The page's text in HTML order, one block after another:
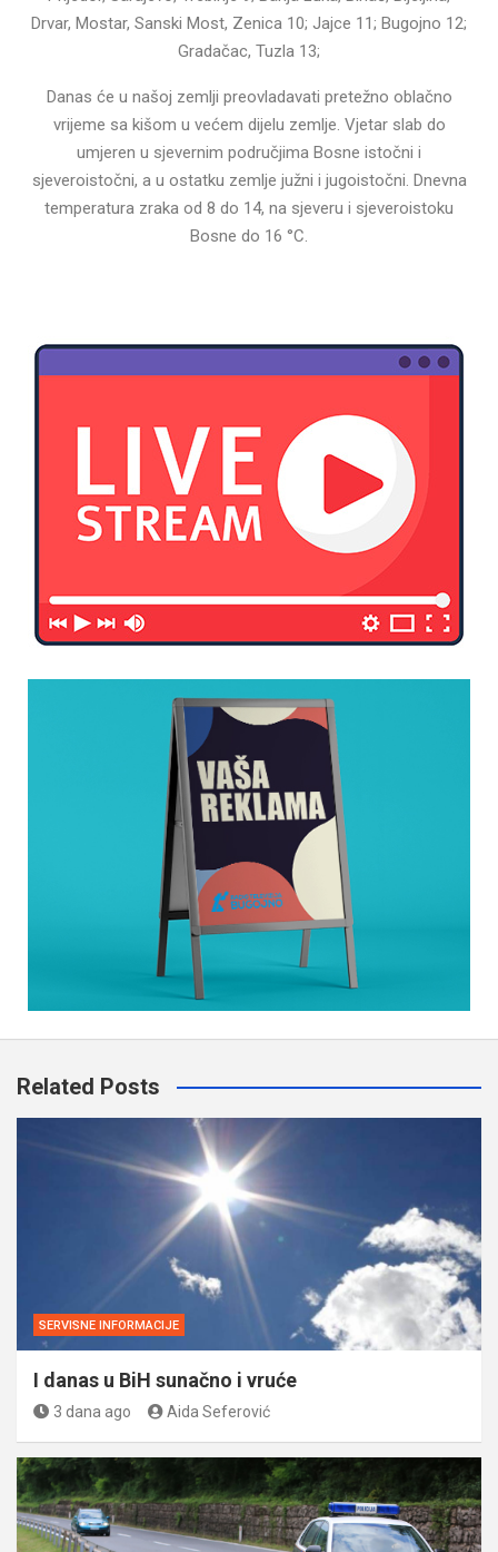
Drvar, Mostar, Sanski Most, Zenica 10; Jajce 11; Bugojno 12;
Gradačac, Tuzla 13;
Danas će u našoj zemlji preovladavati pretežno oblačno
vrijeme sa kišom u većem dijelu zemlje. Vjetar slab do
umjeren u sjevernim područjima Bosne istočni i
sjeveroistočni, a u ostatku zemlje južni i jugoistočni. Dnevna
temperatura zraka od 8 do 14, na sjeveru i sjeveroistoku
Bosne do 16 °C.
Related Posts
SERVISNE INFORMACIJE
I danas u BiH sunačno i vruće
3 dana ago Aida Seferović